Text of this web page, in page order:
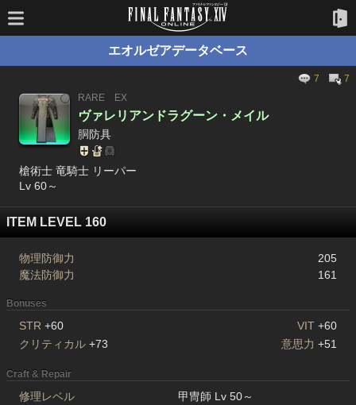
エオルゼアデータベース
7
7
RARE
EX
ヴァレリアンドラグーン・メイル
胴防具
槍術士 竜騎士 リーパー
Lv 60～
ITEM LEVEL 160
物理防御力
205
魔法防御力
161
Bonuses
STR +60 VIT +60
クリティカル +73 意思力 +51
Craft & Repair
修理レベル
甲冑師 Lv 50～